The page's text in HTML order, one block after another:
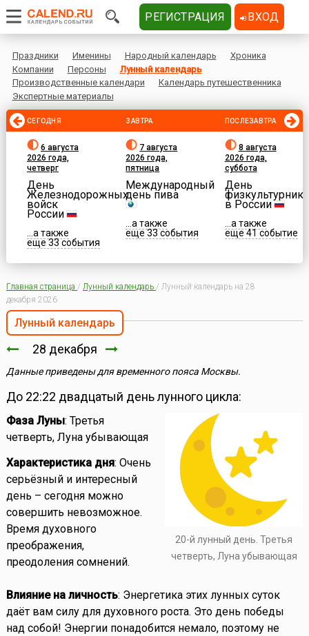
Праздники Именины Народный календарь
Хроника
Компании
Персоны
Лунный календарь
Производственные календари
Календарь путешественника
Экспертные материалы
СЕГОДНЯ
6 августа
2026 года,
четверг
День
Железнодорожных
войск
России
...а также
еще 33 события
ЗАВТРА
7 августа
2026 года,
пятница
Международный
день пива
...а также
еще 33 события
ПОСЛЕЗАВТРА
8 августа
2026 года,
суббота
День
физкультурника
в России
...а также
еще 41 событие
Главная страница / Лунный календарь / Лунный календарь на 28
декабря 2026
Лунный календарь
28 декабря
Данные приведены для временного пояса Москвы.
До 22:22 двадцатый день лунного цикла:
20-й лунный день. Третья
четверть, Луна убывающая
Фаза Луны: Третья
четверть, Луна убывающая
Характеристика дня: Очень
серьёзный и интересный
день – сегодня можно
совершить невозможное.
Время духовного
преображения,
преодоления сомнений.
Влияние на личность: Энергетика этих лунных суток
даёт вам силу для духовного роста. Это день победы
над собой! Энергии понадобится немало, поэтому не
РЕГИСТРАЦИЯ ВХОД